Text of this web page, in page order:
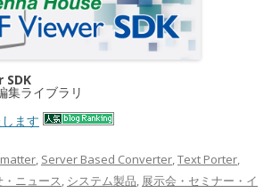
SDK
集ライブラリ
ます
, Server Based Converter,Text Porter,
ニュース, システム製品, 展示会・セミナー・イ